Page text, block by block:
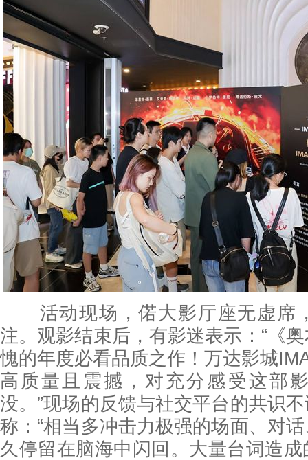
活动现场，偌大影厅座无虚席
注。观影结束后，有影迷表示：“《
愧的年度必看品质之作！万达影城
高质量且震撼，对充分感受这部
没。”现场的反馈与社交平台的共识
称：“相当多冲击力极强的场面、对
久停留在脑海中闪回。大量台词造